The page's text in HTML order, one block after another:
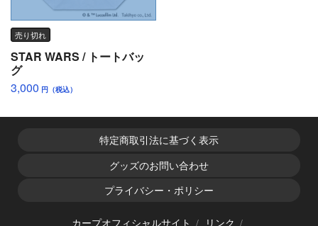
売り切れ
STAR WARS / トートバッ
グ
3,000 円（税込）
特定商取引法に基づく表示
グッズのお問い合わせ
プライバシー・ポリシー
カープオフィシャルサイト リンク